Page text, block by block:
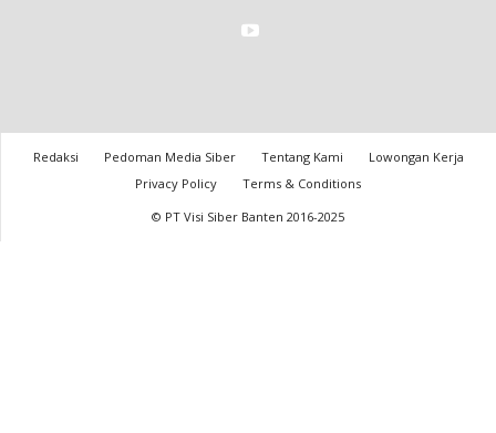
Redaksi Pedoman Media Siber Tentang Kami
Lowongan Kerja
Privacy Policy
Terms & Conditions
© PT Visi Siber Banten 2016-2025